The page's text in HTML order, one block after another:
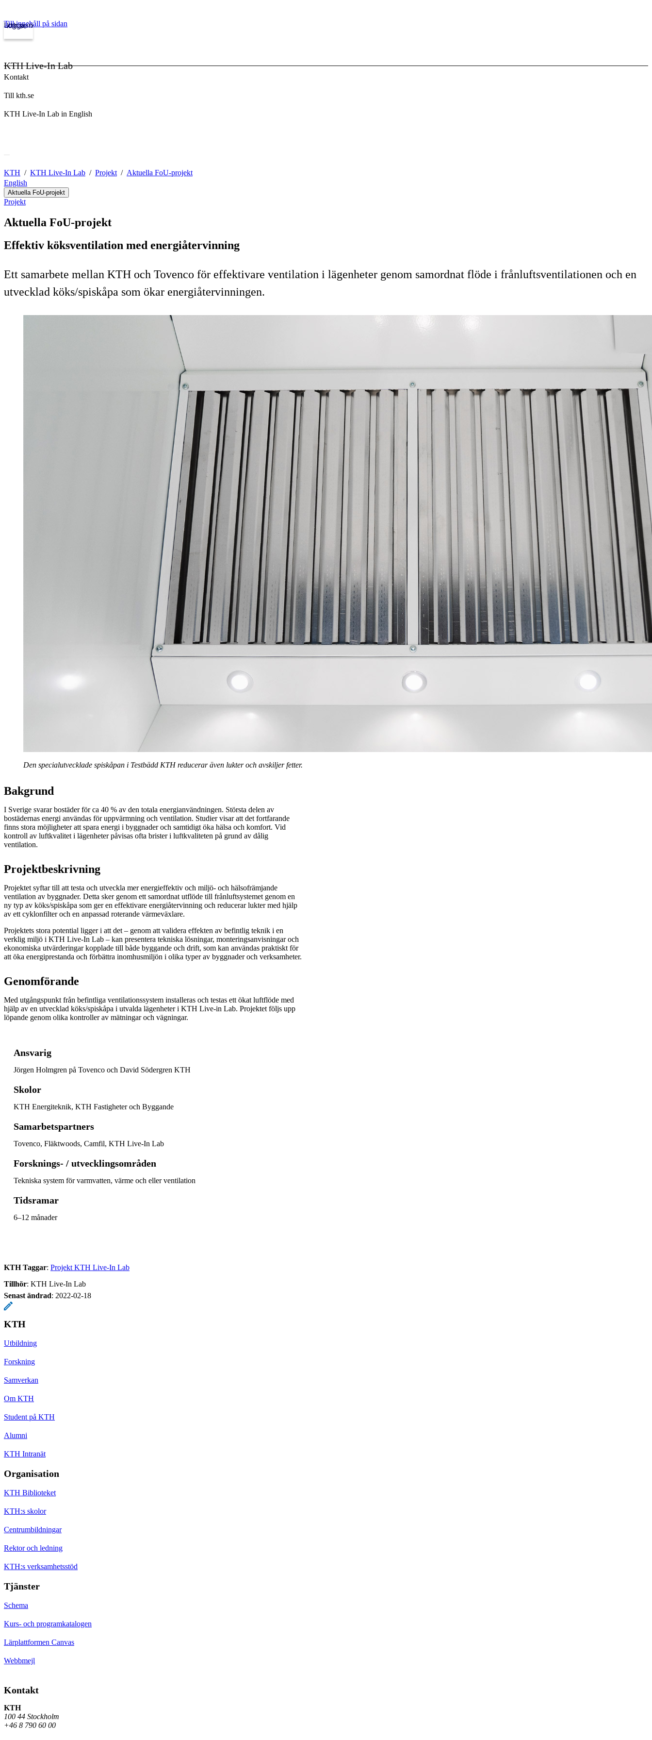
kth.se
Logga in
Till innehåll på sidan
KTH Live-In Lab
Kontakt
Till kth.se
KTH Live-In Lab in English
KTH KTH Live-In Lab Projekt
Aktuella FoU-projekt
English
Aktuella FoU-projekt
Projekt
Aktuella FoU-projekt
Effektiv köksventilation med energiåtervinning
Ett samarbete mellan KTH och Tovenco för effektivare ventilation i lägenheter genom samordnat flöde i frånluftsventilationen och en
utvecklad köks/spiskåpa som ökar energiåtervinningen.
Den specialutvecklade spiskåpan i Testbädd KTH reducerar även lukter och avskiljer fetter.
Bakgrund
I Sverige svarar bostäder för ca 40 % av den totala energianvändningen. Största delen av
bostädernas energi användas för uppvärmning och ventilation. Studier visar att det fortfarande
finns stora möjligheter att spara energi i byggnader och samtidigt öka hälsa och komfort. Vid
kontroll av luftkvalitet i lägenheter påvisas ofta brister i luftkvaliteten på grund av dålig
ventilation.
Projektbeskrivning
Projektet syftar till att testa och utveckla mer energieffektiv och miljö- och hälsofrämjande
ventilation av byggnader. Detta sker genom ett samordnat utflöde till frånluftsystemet genom en
ny typ av köks/spiskåpa som ger en effektivare energiåtervinning och reducerar lukter med hjälp
av ett cyklonfilter och en anpassad roterande värmeväxlare.
Projektets stora potential ligger i att det – genom att validera effekten av befintlig teknik i en
verklig miljö i KTH Live-In Lab – kan presentera tekniska lösningar, monteringsanvisningar och
ekonomiska utvärderingar kopplade till både byggande och drift, som kan användas praktiskt för
att öka energiprestanda och förbättra inomhusmiljön i olika typer av byggnader och verksamheter.
Genomförande
Med utgångspunkt från befintliga ventilationssystem installeras och testas ett ökat luftflöde med
hjälp av en utvecklad köks/spiskåpa i utvalda lägenheter i KTH Live-in Lab. Projektet följs upp
löpande genom olika kontroller av mätningar och vägningar.
Ansvarig
Jörgen Holmgren på Tovenco och David Södergren KTH
Skolor
KTH Energiteknik, KTH Fastigheter och Byggande
Samarbetspartners
Tovenco, Fläktwoods, Camfil, KTH Live-In Lab
Forsknings- / utvecklingsområden
Tekniska system för varmvatten, värme och eller ventilation
Tidsramar
6–12 månader
KTH Taggar: Projekt KTH Live-In Lab
Tillhör: KTH Live-In Lab
Senast ändrad: 2022-02-18
KTH
Utbildning
Forskning
Samverkan
Om KTH
Student på KTH
Alumni
KTH Intranät
Organisation
KTH Biblioteket
KTH:s skolor
Centrumbildningar
Rektor och ledning
KTH:s verksamhetsstöd
Tjänster
Schema
Kurs- och programkatalogen
Lärplattformen Canvas
Webbmejl
Kontakt
KTH
100 44 Stockholm
+46 8 790 60 00